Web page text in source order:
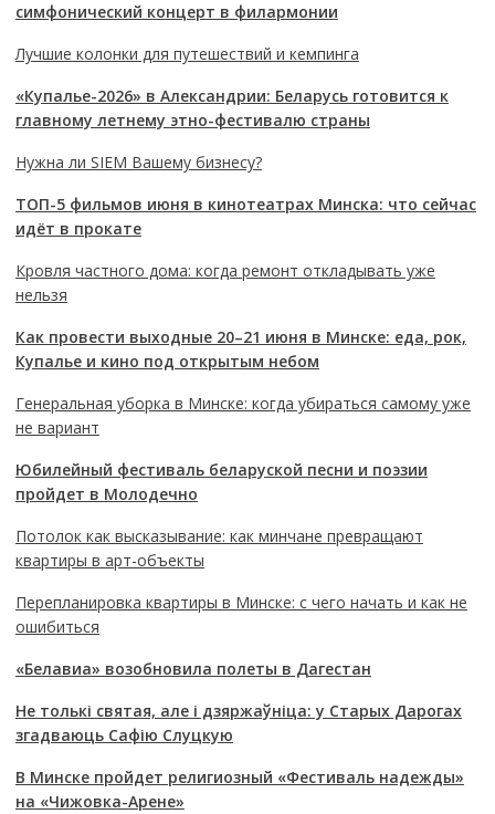
симфонический концерт в филармонии
Лучшие колонки для путешествий и кемпинга
«Купалье-2026» в Александрии: Беларусь готовится к
главному летнему этно-фестивалю страны
Нужна ли SIEM Вашему бизнесу?
ТОП-5 фильмов июня в кинотеатрах Минска: что сейчас
идёт в прокате
Кровля частного дома: когда ремонт откладывать уже
нельзя
Как провести выходные 20–21 июня в Минске: еда, рок,
Купалье и кино под открытым небом
Генеральная уборка в Минске: когда убираться самому уже
не вариант
Юбилейный фестиваль беларуской песни и поэзии
пройдет в Молодечно
Потолок как высказывание: как минчане превращают
квартиры в арт-объекты
Перепланировка квартиры в Минске: с чего начать и как не
ошибиться
«Белавиа» возобновила полеты в Дагестан
Не толькі святая, але і дзяржаўніца: у Старых Дарогах
згадваюць Сафію Слуцкую
В Минске пройдет религиозный «Фестиваль надежды»
на «Чижовка-Арене»